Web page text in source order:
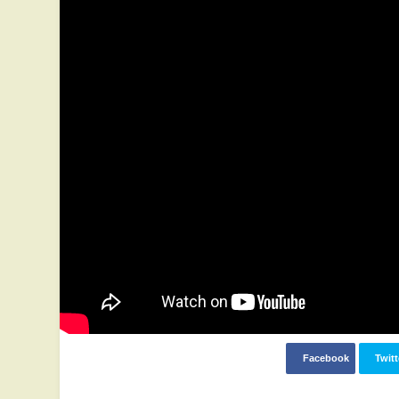
Facebook